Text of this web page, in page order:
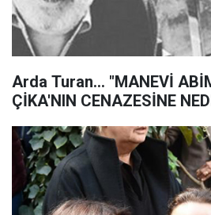
Arda Turan... "MANEVİ
ÇİKA'NIN CENAZESİNE